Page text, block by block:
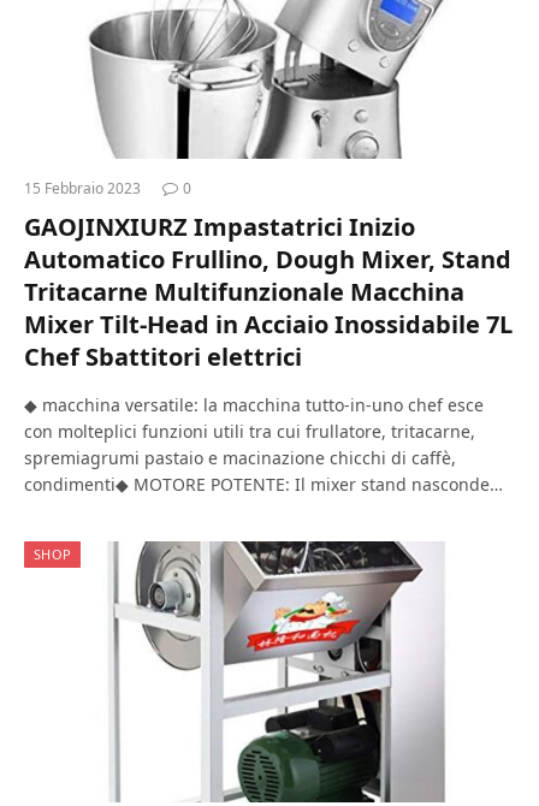
15 Febbraio 2023 0
GAOJINXIURZ Impastatrici Inizio
Automatico Frullino, Dough Mixer, Stand
Tritacarne Multifunzionale Macchina
Mixer Tilt-Head in Acciaio Inossidabile 7L
Chef Sbattitori elettrici
◆ macchina versatile: la macchina tutto-in-uno chef esce
con molteplici funzioni utili tra cui frullatore, tritacarne,
spremiagrumi pastaio e macinazione chicchi di caffè,
condimenti◆ MOTORE POTENTE: Il mixer stand nasconde…
SHOP